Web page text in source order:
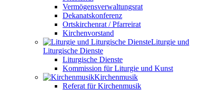
Vermögensverwaltungsrat
Dekanatskonferenz
Ortskirchenrat / Pfarreirat
Kirchenvorstand
Liturgie und
Liturgische Dienste
Liturgische Dienste
Kommission für Liturgie und Kunst
Kirchenmusik
Referat für Kirchenmusik